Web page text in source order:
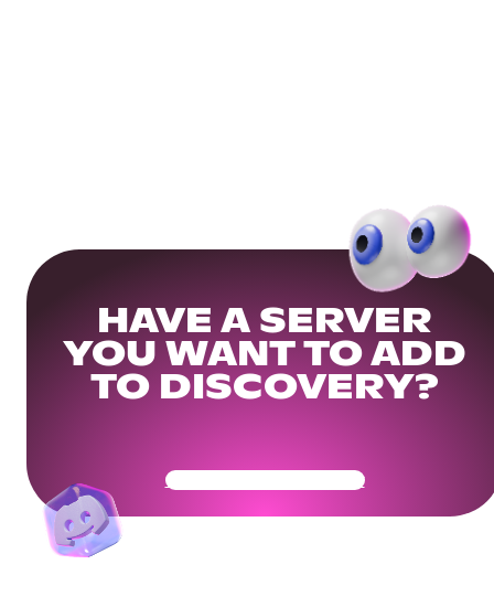
HAVE A SERVER
YOU WANT TO ADD
TO DISCOVERY?
Get Your Community Ready